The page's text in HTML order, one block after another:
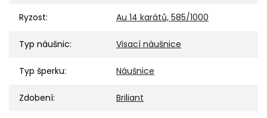
Ryzost: Au 14 karátů, 585/1000
Typ náušnic: Visací náušnice
Typ šperku: Náušnice
Zdobení: Briliant